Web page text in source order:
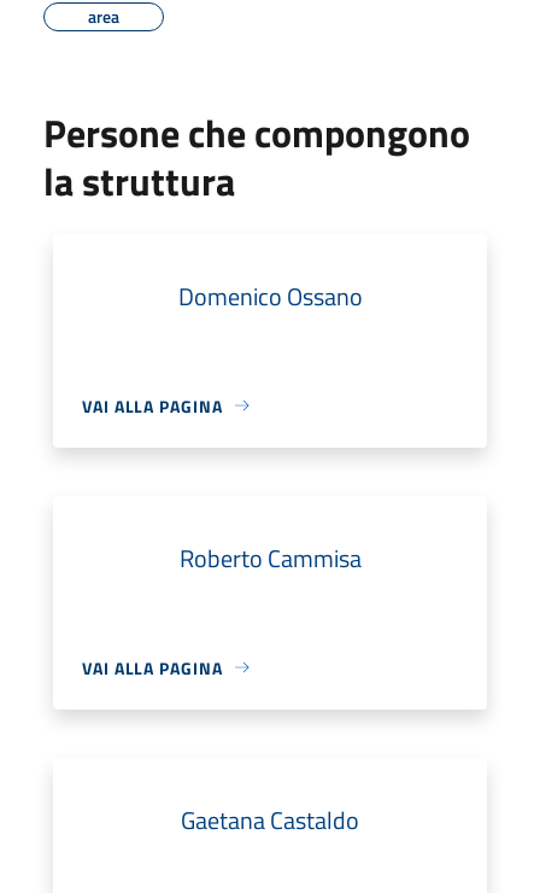
area
Persone che compongono
la struttura
Domenico Ossano
VAI ALLA PAGINA
Roberto Cammisa
VAI ALLA PAGINA
Gaetana Castaldo